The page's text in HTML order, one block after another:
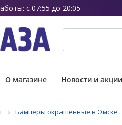
с 07:55 до 20:05
О магазине Новости и акции
Бамперы окрашенные в Омске